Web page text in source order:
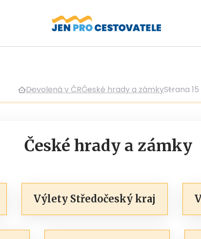
Dovolená v ČRČeské hrady a zámkyStrana 15
České hrady a zámky
Výlety Středočeský kraj